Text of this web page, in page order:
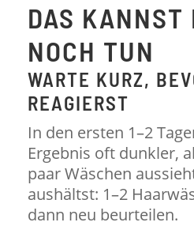
DAS KANNST
NOCH TUN
WARTE KURZ,
REAGIERST
In den ersten 1–2
Ergebnis oft dunkler,
paar Wäschen
aushältst: 1–2
dann neu beurteilen.